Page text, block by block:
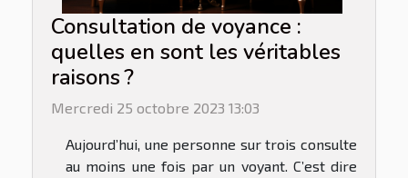
Consultation de voyance :
quelles en sont les véritables
raisons ?
Mercredi 25 octobre 2023 13:03
Aujourd’hui, une personne sur trois consulte
au moins une fois par un voyant. C’est dire